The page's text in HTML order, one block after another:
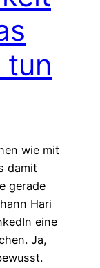
wie mit
damit
gerade
Hari
eine
Ja,